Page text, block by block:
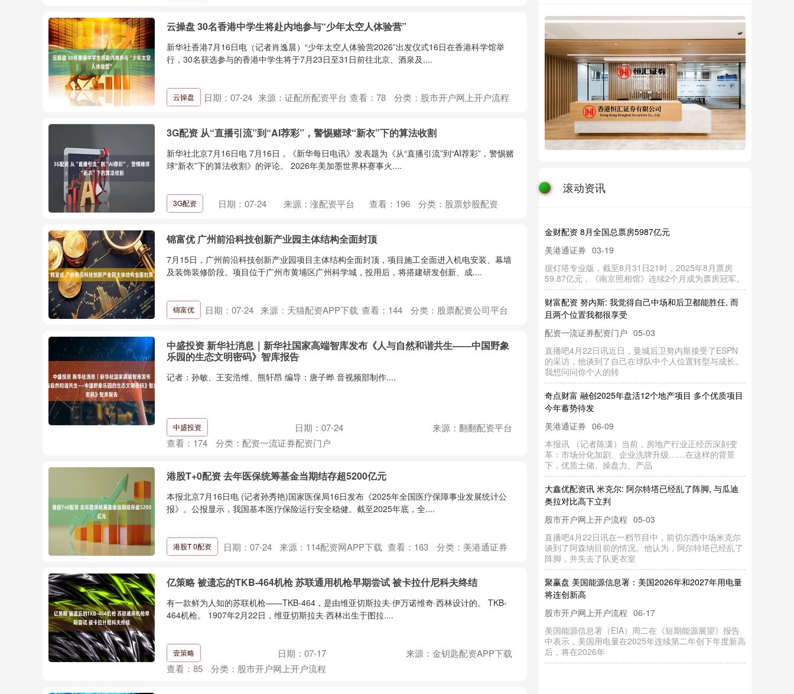
云操盘 30名香港中学生将赴内地参与“少年太空人体验营”
新华社香港7月16日电（记者肖逸晨）“少年太空人体验营2026”出发仪式16日在香港科学馆举
行，30名获选参与的香港中学生将于7月23日至31日前往北京、酒泉及....
云操盘 日期：07-24 来源：证配所配资平台 查看： 78 分类： 股市开户网上开户流程
3G配资 从“直播引流”到“AI荐彩”，警惕赌球“新衣”下的算法收割
新华社北京7月16日电 7月16日，《新华每日电讯》发表题为《从“直播引流”到“AI荐彩”，警惕赌
球“新衣”下的算法收割》的评论。 2026年美加墨世界杯赛事火....
3G配资 日期：07-24 来源：涨配资平台 查看： 196 分类： 股票炒股配资
锦富优 广州前沿科技创新产业园主体结构全面封顶
7月15日，广州前沿科技创新产业园项目主体结构全面封顶，项目施工全面进入机电安装、幕墙
及装饰装修阶段。项目位于广州市黄埔区广州科学城，投用后，将搭建研发创新、成....
锦富优 日期：07-24 来源：天猫配资APP下载 查看： 144 分类： 股票配资公司平台
中盛投资 新华社消息｜新华社国家高端智库发布《人与自然和谐共生——中国野象
乐园的生态文明密码》智库报告
记者：孙敏、王安浩维、熊轩昂 编导：唐子晔 音视频部制作....
中盛投资 日期：07-24
来源：翻翻配资平台
查看： 174 分类： 配资一流证券配资门户
港股T+0配资 去年医保统筹基金当期结存超5200亿元
本报北京7月16日电 (记者孙秀艳)国家医保局16日发布《2025年全国医疗保障事业发展统计公
报》。公报显示，我国基本医疗保险运行安全稳健。截至2025年底，全....
港股T 0配资 日期：07-24 来源：114配资网APP下载 查看： 163 分类： 美港通证券
亿策略 被遗忘的TKB-464机枪 苏联通用机枪早期尝试 被卡拉什尼科夫终结
有一款鲜为人知的苏联机枪——TKB-464，是由维亚切斯拉夫·伊万诺维奇·西林设计的。 TKB-
464机枪。 1907年2月22日，维亚切斯拉夫·西林出生于图拉....
壹策略 日期：07-17
来源：金钥匙配资APP下载
查看： 85 分类： 股市开户网上开户流程
滚动资讯
金财配资 8月全国总票房5987亿元
美港通证券 03-19
据灯塔专业版，截至8月31日21时，2025年8月票房
59.87亿元，《南京照相馆》连续2个月成为票房冠军。
财富配资 努内斯: 我觉得自己中场和后卫都能胜任, 而
且两个位置我都很享受
配资一流证券配资门户 05-03
直播吧4月22日讯近日，曼城后卫努内斯接受了ESPN
的采访，他谈到了自己在球队中个人位置转型与成长。
我想问问你个人的转
奇点财富 融创2025年盘活12个地产项目 多个优质项目
今年蓄势待发
美港通证券 06-09
本报讯 （记者陈潇）当前，房地产行业正经历深刻变
革：市场分化加剧、企业洗牌升级……在这样的背景
下，优质土储、操盘力、产品
大鑫优配资讯 米克尔: 阿尔特塔已经乱了阵脚, 与瓜迪
奥拉对比高下立判
股市开户网上开户流程 05-03
直播吧4月22日讯在一档节目中，前切尔西中场米克尔
谈到了阿森纳目前的情况。他认为，阿尔特塔已经乱了
阵脚，并失去了队更衣室
聚赢盘 美国能源信息署：美国2026年和2027年用电量
将连创新高
股市开户网上开户流程 06-17
美国能源信息署（EIA）周二在《短期能源展望》报告
中表示，美国用电量在2025年连续第二年创下年度新高
后，将在2026年